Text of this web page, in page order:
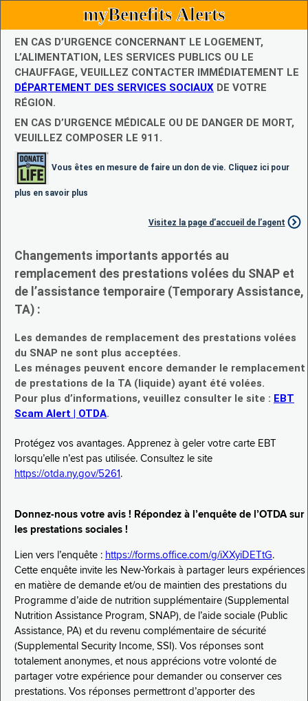
myBenefits Alerts
EN CAS D’URGENCE CONCERNANT LE LOGEMENT,
L’ALIMENTATION, LES SERVICES PUBLICS OU LE
CHAUFFAGE, VEUILLEZ CONTACTER IMMÉDIATEMENT LE
DÉPARTEMENT DES SERVICES SOCIAUX DE VOTRE
RÉGION.
EN CAS D’URGENCE MÉDICALE OU DE DANGER DE MORT,
VEUILLEZ COMPOSER LE 911.
Vous êtes en mesure de faire un don de vie. Cliquez ici pour
plus en savoir plus
Visitez la page d’accueil de l’agent
Changements importants apportés au
remplacement des prestations volées du SNAP et
de l’assistance temporaire (Temporary Assistance,
TA) :
Les demandes de remplacement des prestations volées
du SNAP ne sont plus acceptées.
Les ménages peuvent encore demander le remplacement
de prestations de la TA (liquide) ayant été volées.
Pour plus d’informations, veuillez consulter le site : EBT
Scam Alert | OTDA.
Protégez vos avantages. Apprenez à geler votre carte EBT
lorsqu’elle n’est pas utilisée. Consultez le site
https://otda.ny.gov/5261 .
Donnez-nous votre avis ! Répondez à l’enquête de l’OTDA sur
les prestations sociales !
Lien vers l’enquête : https://forms.office.com/g/iXXyiDETtG.
Cette enquête invite les New-Yorkais à partager leurs expériences
en matière de demande et/ou de maintien des prestations du
Programme d’aide de nutrition supplémentaire (Supplemental
Nutrition Assistance Program, SNAP), de l’aide sociale (Public
Assistance, PA) et du revenu complémentaire de sécurité
(Supplemental Security Income, SSI). Vos réponses sont
totalement anonymes, et nous apprécions votre volonté de
partager votre expérience pour demander ou conserver ces
prestations. Vos réponses permettront d’apporter des